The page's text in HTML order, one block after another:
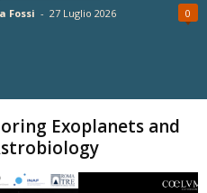
Fossi - 27 Luglio 2026 0
Exoplanets and